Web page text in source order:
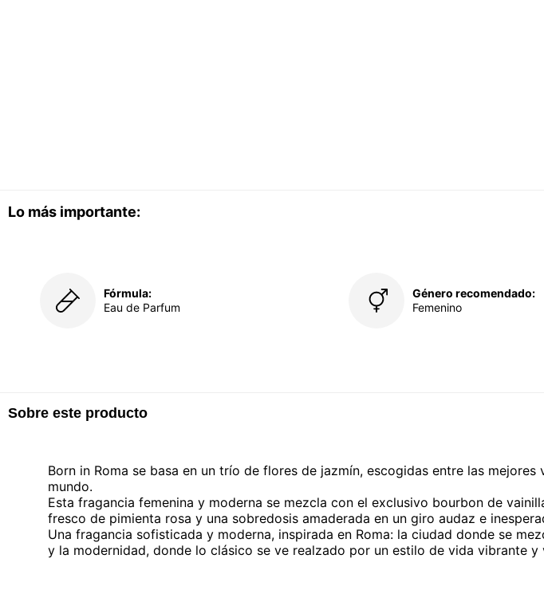
Lo más importante:
Fórmula:
Eau de Parfum
Género recomendado:
Femenino
Sobre este producto
Born in Roma se basa en un trío de flores de jazmín, escogidas entre las mejores
mundo.
Esta fragancia femenina y moderna se mezcla con el exclusivo bourbon de
fresco de pimienta rosa y una sobredosis amaderada en un giro audaz e
Una fragancia sofisticada y moderna, inspirada en Roma: la ciudad donde se
y la modernidad, donde lo clásico se ve realzado por un estilo de vida vibrante y